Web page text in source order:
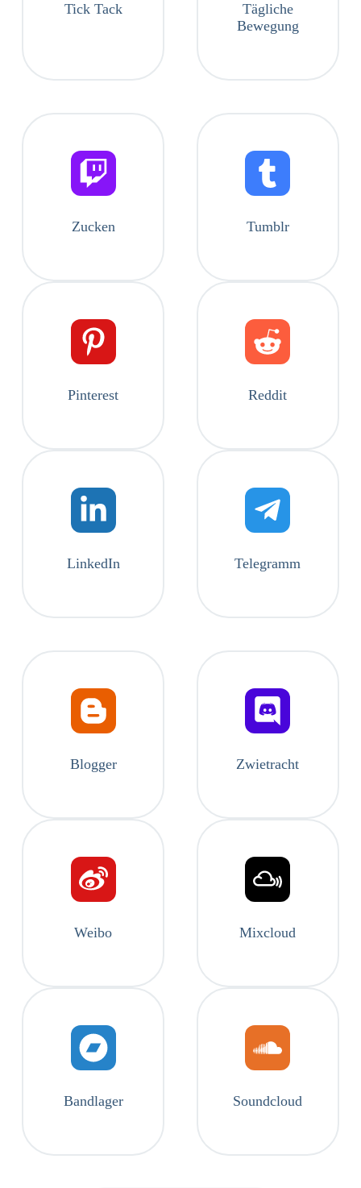
Tick ​​Tack
Tägliche
Bewegung
Zucken Tumblr
Pinterest Reddit
LinkedIn Telegramm
Blogger Zwietracht
Weibo Mixcloud
Bandlager Soundcloud